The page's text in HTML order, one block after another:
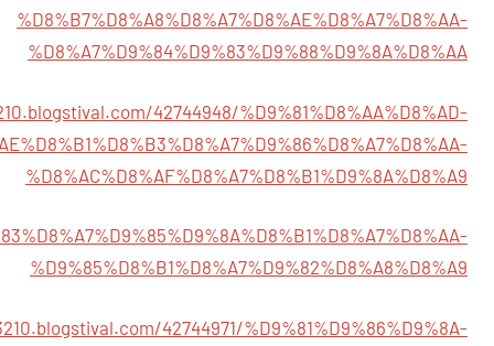
%D8%B7%D8%A8%D8%A7%D8%AE%D8%A7%D8%AA-
%D8%A7%D9%84%D9%83%D9%88%D9%8A%D8%AA
42744948/%D9%81%D8%AA%D8%AD-
%D8%AC%D8%AF%D8%A7%D8%B1%D9%8A%D8%A9
%D9%85%D8%B1%D8%A7%D9%82%D8%A8%D8%A9
42744971/%D9%81%D9%86%D9%8A-